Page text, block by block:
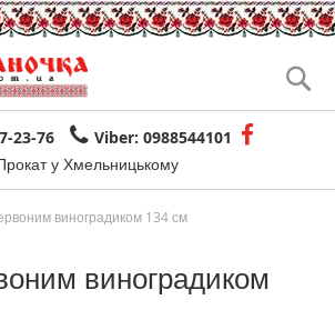
23-76
Viber: 0988544101
у Хмельницькому
виноградиком 134 см
виноградиком